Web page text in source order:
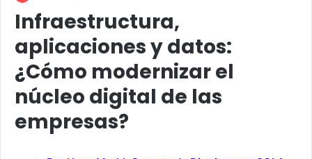
Infraestructura,
aplicaciones y datos:
¿Cómo modernizar el
núcleo digital de las
empresas?